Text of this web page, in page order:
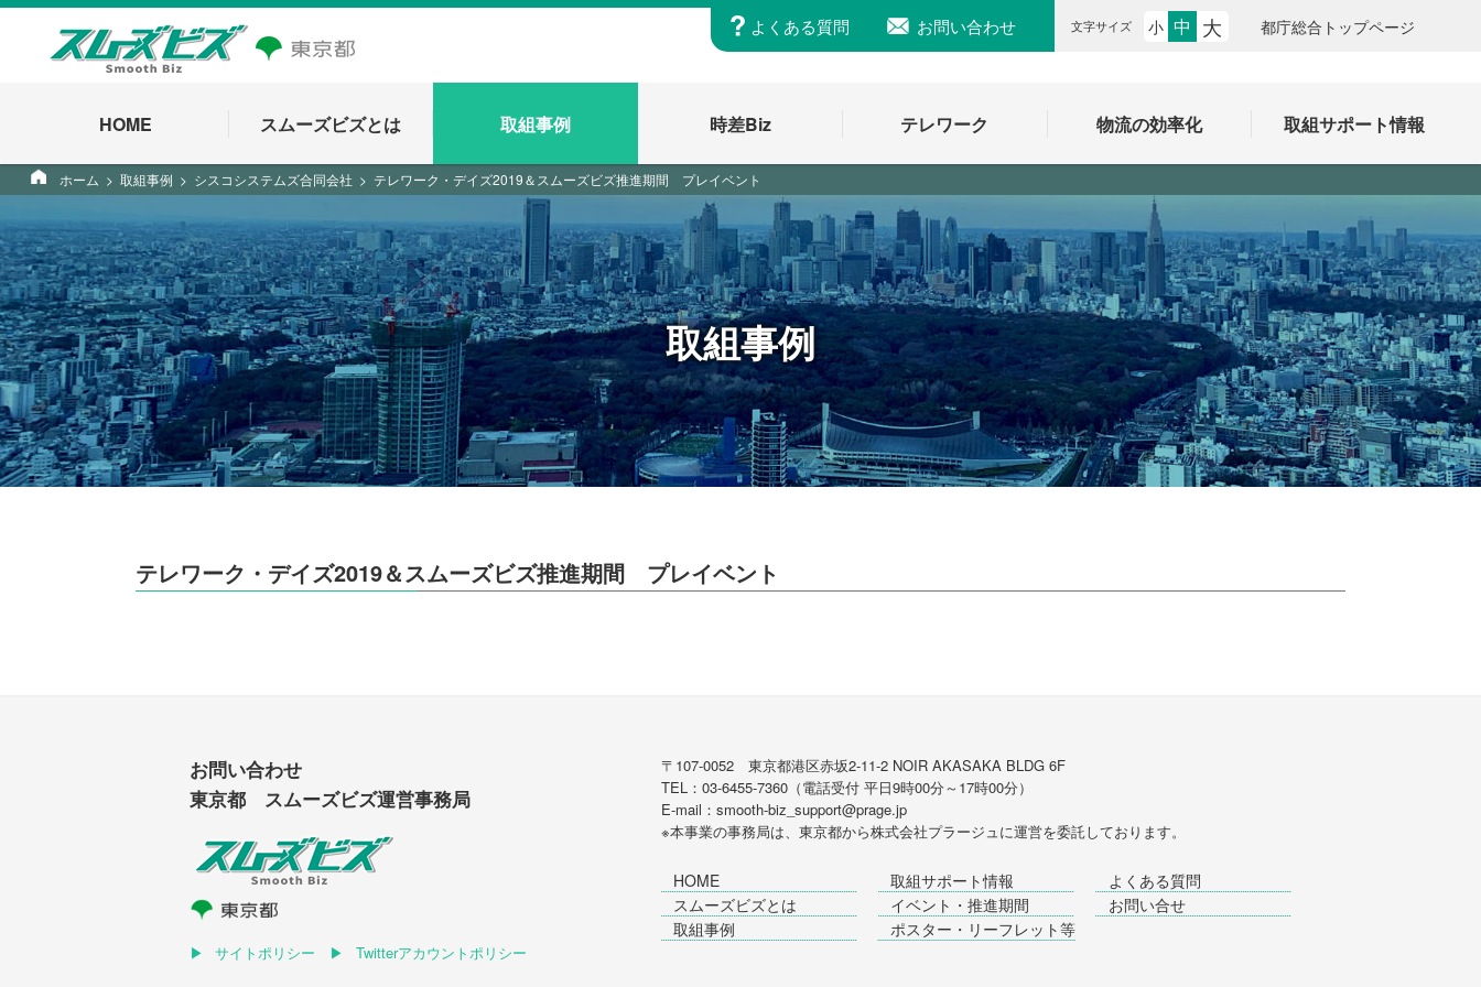
よくある質問 お問い合わせ 文字サイズ 小 中 大 都庁総合トップページ
HOME スムーズビズとは 取組事例 時差Biz テレワーク 物流の効率化 取組サポート情報
ホーム 取組事例 シスコシステムズ合同会社 テレワーク・デイズ2019＆スムーズビズ推進期間 プレイベント
取組事例
テレワーク・デイズ2019＆スムーズビズ推進期間 プレイベント
お問い合わせ
東京都 スムーズビズ運営事務局
サイトポリシー Twitterアカウントポリシー
〒107-0052 東京都港区赤坂2-11-2 NOIR AKASAKA BLDG 6F
TEL：03-6455-7360（電話受付 平日9時00分～17時00分）
E-mail：smooth-biz_support@prage.jp
※本事業の事務局は、東京都から株式会社プラージュに運営を委託しております。
HOME
スムーズビズとは
取組事例
取組サポート情報
イベント・推進期間
ポスター・リーフレット等
よくある質問
お問い合せ